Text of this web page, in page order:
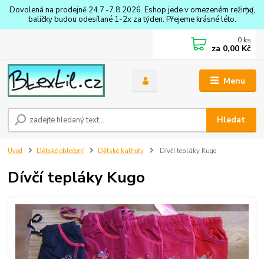
Dovolená na prodejně 24.7.-7.8.2026. Eshop jede v omezeném režimu,
balíčky budou odesílané 1-2x za týden. Přejeme krásné léto.
Menu
Hledat
0 ks
za 0,00 Kč
Úvod Dětské oblečení Dětské kalhoty Dívčí tepláky Kugo
Dívčí tepláky Kugo